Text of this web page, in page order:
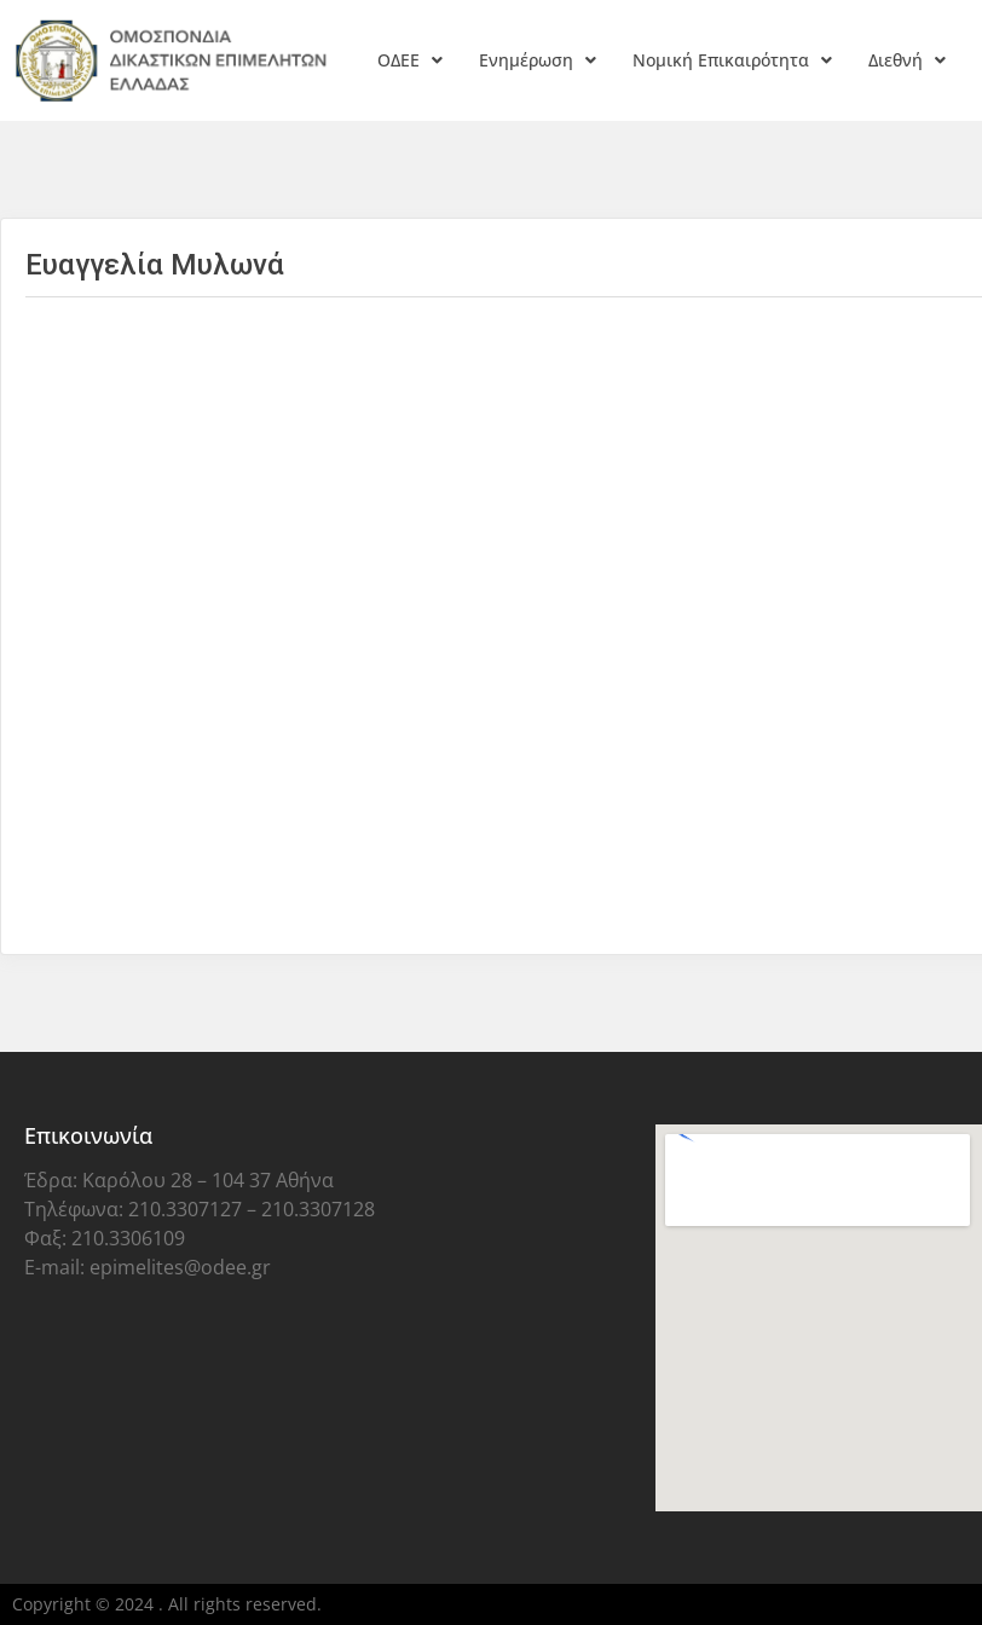
ΟΔΕΕ Ενημέρωση Νομική Επικαιρότητα Διεθνή
Ευαγγελία Μυλωνά
Επικοινωνία
Έδρα: Καρόλου 28 – 104 37 Αθήνα
Τηλέφωνα: 210.3307127 – 210.3307128
Φαξ: 210.3306109
E-mail: epimelites@odee.gr
Copyright © 2024 . All rights reserved.